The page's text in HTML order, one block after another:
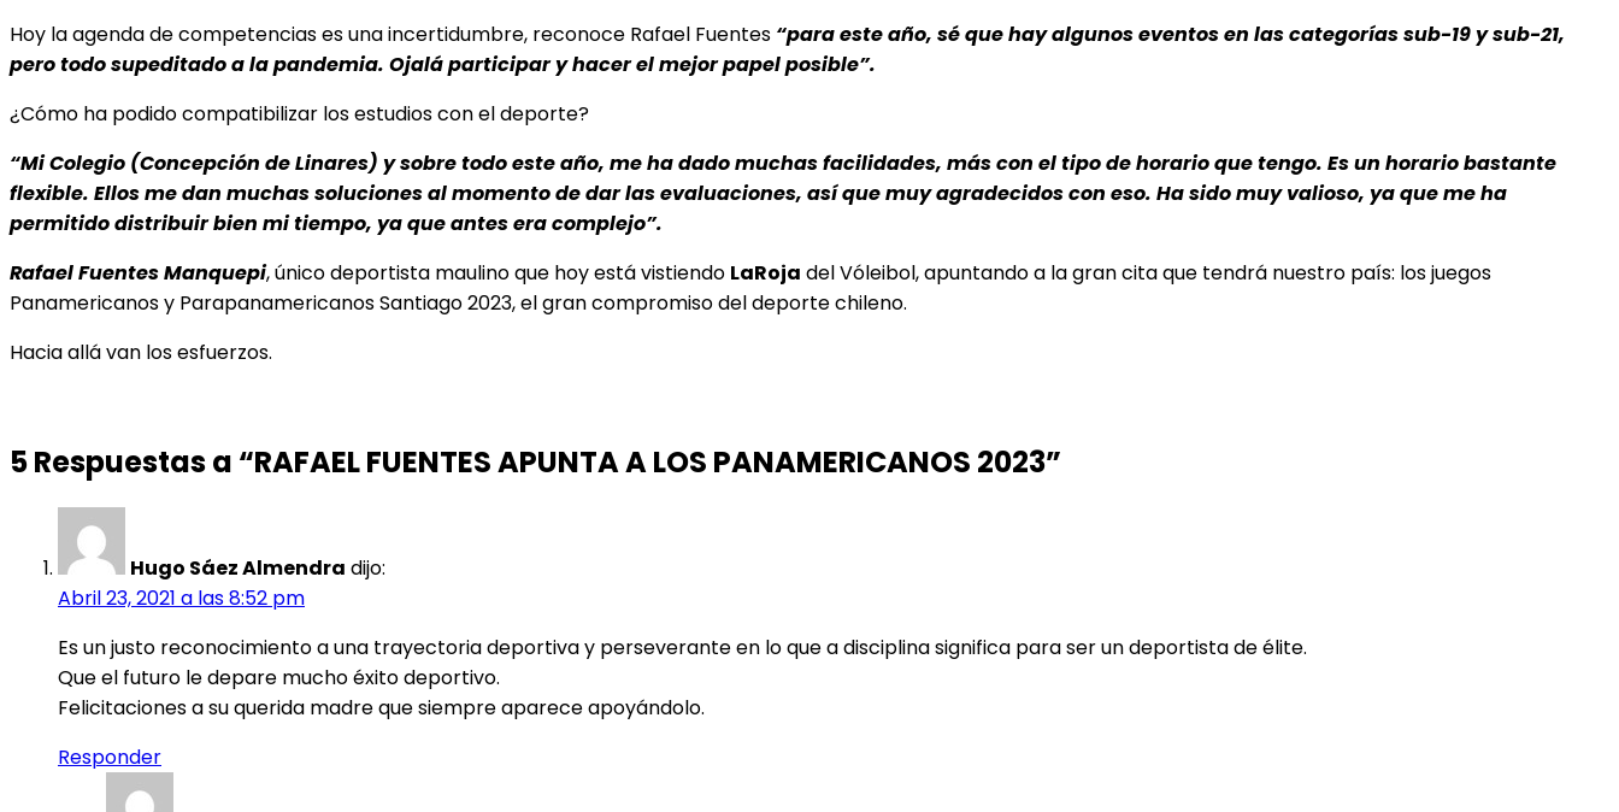
Hoy la agenda de competencias es una incertidumbre, reconoce Rafael Fuentes “para este año, sé que hay algunos eventos en las categorías sub-19 y sub-21,
pero todo supeditado a lapandemia. Ojalá participar y hacer el mejor papel posible”.
¿Cómo ha podido compatibilizar los estudios con el deporte?
“Mi Colegio (Concepción de Linares) y sobre todo este año, me ha dado muchas facilidades, más con el tipo de horario que tengo. Es un horario bastante
flexible. Ellos me dan muchas soluciones al momento de dar las evaluaciones, así que muy agradecidos con eso. Ha sido muy valioso, ya que me ha
permitido distribuir bien mi tiempo, ya que antes era complejo”.
Rafael Fuentes Manquepi, único deportista maulino que hoy está vistiendo LaRoja del Vóleibol, apuntando a la gran cita que tendrá nuestro país: los juegos
Panamericanos y Parapanamericanos Santiago 2023, el gran compromiso del deporte chileno.
Hacia allá van los esfuerzos.
5 Respuestas a “RAFAEL FUENTES APUNTA A LOS PANAMERICANOS 2023”
Hugo Sáez Almendra dijo:
Abril 23, 2021 a las 8:52 pm
Es un justo reconocimiento a una trayectoria deportiva y perseverante en lo que a disciplina significa para ser un deportista de élite.
Que el futuro le depare mucho éxito deportivo.
Felicitaciones a su querida madre que siempre aparece apoyándolo.
Responder